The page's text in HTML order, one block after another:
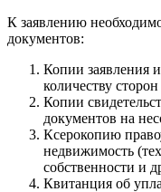
К заявлению
документов:
Копии заявления
количеству
Копии
документов на
Ксерокопию
недвижимость
собственности и
Квитанция об